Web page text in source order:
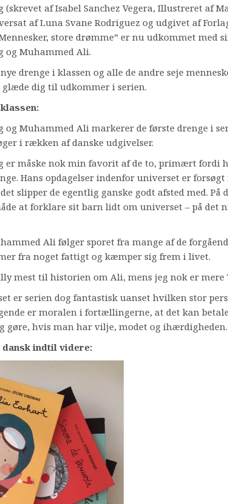
(skrevet af Isabel Sanchez Vegera, Illustreret af
af Luna Svane Rodriguez og udgivet af
store drømme” er nu udkommet med
og Muhammed Ali.
drenge i klassen og alle de andre seje
dig til udkommer i serien.
og Muhammed Ali markerer de første drenge i
i rækken af danske udgivelser.
er måske nok min favorit af de to, primært fordi
Hans opdagelser indenfor universet er
slipper de egentlig ganske godt afsted med. På
at forklare sit barn lidt om universet – på det
Ali følger sporet fra mange af de
fra noget fattigt og kæmper sig frem i livet.
mest til historien om Ali, mens jeg nok er mere
er serien dog fantastisk uanset hvilken stor
er moralen i fortællingerne, at det kan
gøre, hvis man har vilje, modet og ihærdigheden.
indtil videre: